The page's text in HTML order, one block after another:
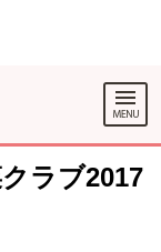
ラブ2017